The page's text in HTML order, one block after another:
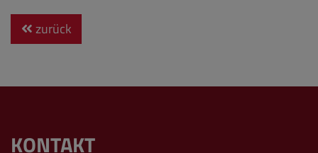
zurück
KONTAKT